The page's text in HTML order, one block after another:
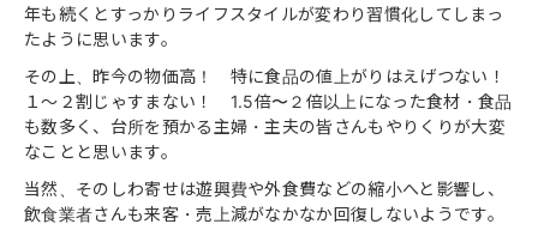
年も続くとすっかりライフスタイルが変わり習慣化してしまっ
たように思います。
その上、昨今の物価高！ 特に食品の値上がりはえげつない！
１〜２割じゃすまない！ 1.5倍〜２倍以上になった食材・食品
も数多く、台所を預かる主婦・主夫の皆さんもやりくりが大変
なことと思います。
当然、そのしわ寄せは遊興費や外食費などの縮小へと影響し、
飲食業者さんも来客・売上減がなかなか回復しないようです。